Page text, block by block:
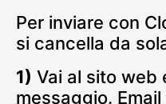
Per inviare con
si cancella da
1) Vai al sito web
messaggio.